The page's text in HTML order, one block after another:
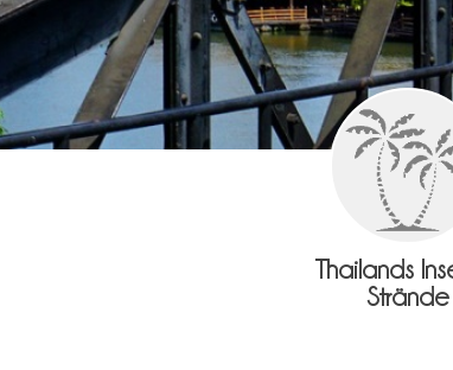
Thailands
Strände